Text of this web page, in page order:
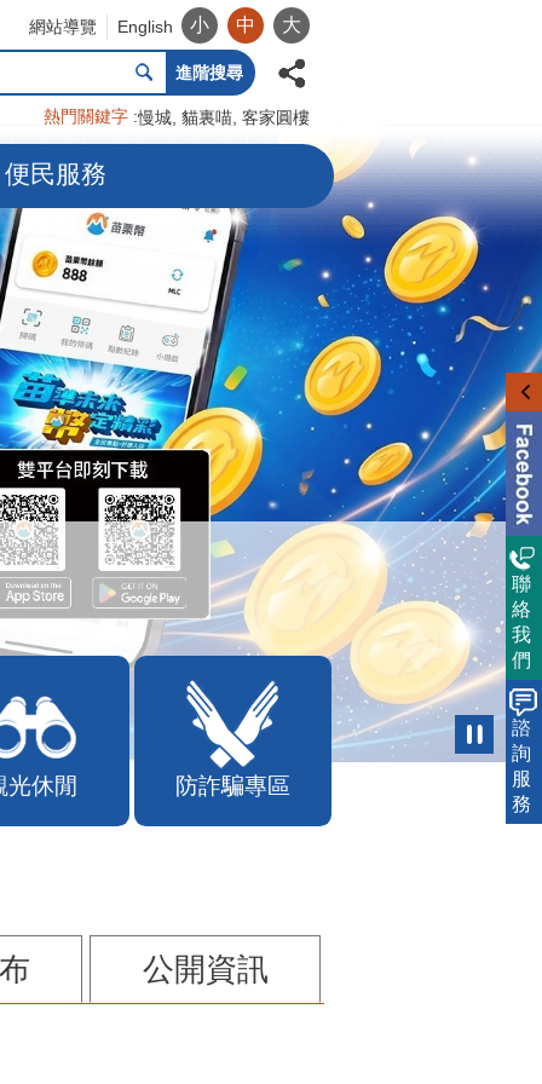
網站導覽 English 小 中 大
進階搜尋
熱門關鍵字 慢城 貓裏喵 客家圓樓
便民服務
光休閒 防詐騙專區
公開資訊
聯
絡
我
們
諮
詢
服
務